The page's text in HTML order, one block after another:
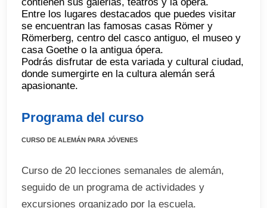
Entre los lugares destacados que puedes visitar
se encuentran las famosas casas Römer y
Römerberg, centro del casco antiguo, el museo y
casa Goethe o la antigua ópera.
Podrás disfrutar de esta variada y cultural ciudad,
donde sumergirte en la cultura alemán será
apasionante.
Programa del curso
CURSO DE ALEMÁN PARA JÓVENES
Curso de 20 lecciones semanales de alemán,
seguido de un programa de actividades y
excursiones organizado por la escuela.